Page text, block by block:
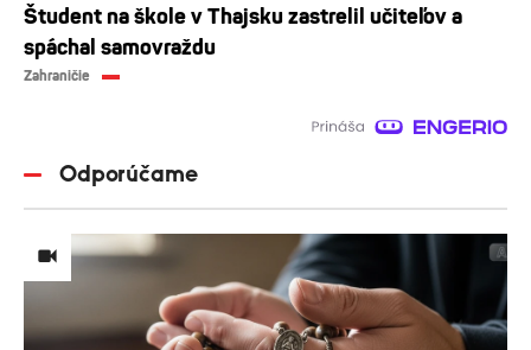
Študent na škole v Thajsku zastrelil učiteľov a
spáchal samovraždu
Zahraničie
Odporúčame